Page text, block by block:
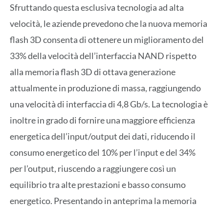
Sfruttando questa esclusiva tecnologia ad alta
velocità, le aziende prevedono che la nuova memoria
flash 3D consenta di ottenere un miglioramento del
33% della velocità dell’interfaccia NAND rispetto
alla memoria flash 3D di ottava generazione
attualmente in produzione di massa, raggiungendo
una velocità di interfaccia di 4,8 Gb/s. La tecnologia è
inoltre in grado di fornire una maggiore efficienza
energetica dell’input/output dei dati, riducendo il
consumo energetico del 10% per l’input e del 34%
per l’output, riuscendo a raggiungere così un
equilibrio tra alte prestazioni e basso consumo
energetico. Presentando in anteprima la memoria